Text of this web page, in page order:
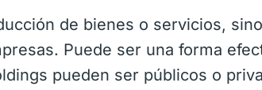
de bienes o servicios,
Puede ser una forma
pueden ser públicos o